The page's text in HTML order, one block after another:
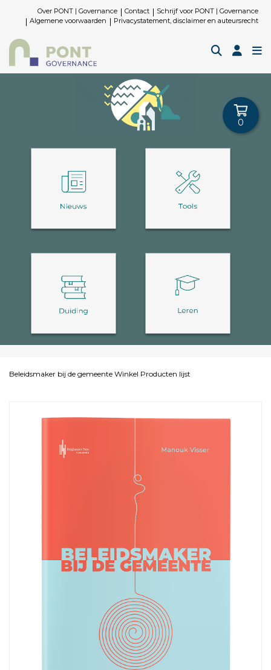
Over PONT | Governance Contact
Schrijf voor PONT | Governance
Algemene voorwaarden
Privacystatement, disclaimer en auteursrecht
0
Beleidsmaker bij de gemeente Winkel Producten lijst